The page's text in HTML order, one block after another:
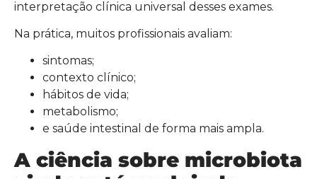
interpretação clínica universal desses exames.
Na prática, muitos profissionais avaliam:
sintomas;
contexto clínico;
hábitos de vida;
metabolismo;
e saúde intestinal de forma mais ampla.
A ciência sobre microbiota